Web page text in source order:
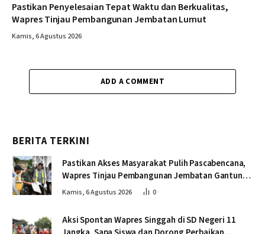
Pastikan Penyelesaian Tepat Waktu dan Berkualitas,
Wapres Tinjau Pembangunan Jembatan Lumut
Kamis, 6 Agustus 2026
ADD A COMMENT
BERITA TERKINI
Pastikan Akses Masyarakat Pulih Pascabencana,
Wapres Tinjau Pembangunan Jembatan Gantung
Kendawi
Kamis, 6 Agustus 2026 0
Aksi Spontan Wapres Singgah di SD Negeri 11